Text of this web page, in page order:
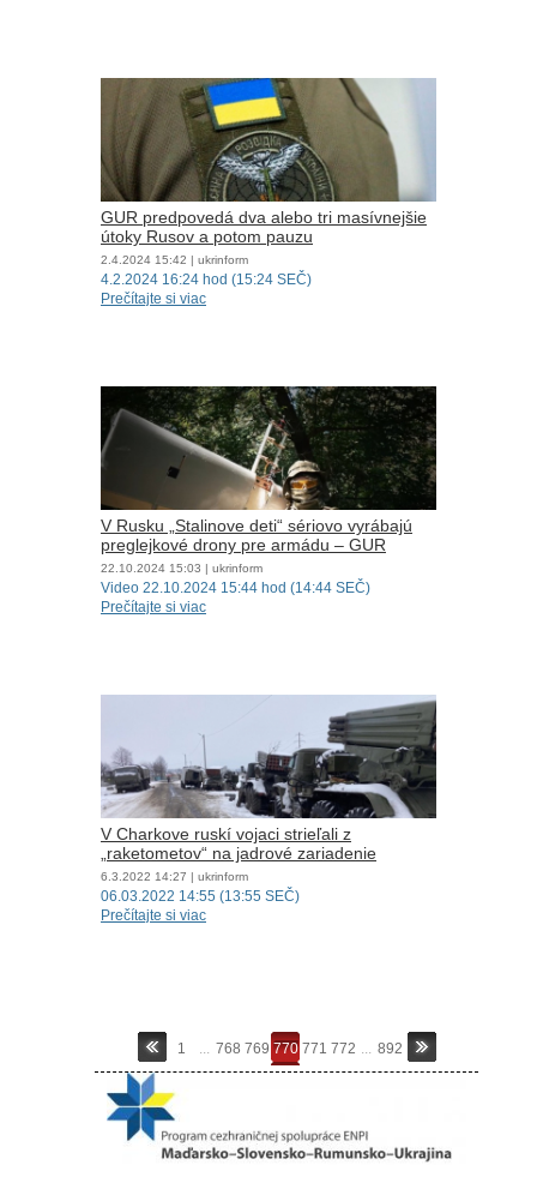
GUR predpovedá dva alebo tri masívnejšie
útoky Rusov a potom pauzu
2.4.2024 15:42 | ukrinform
4.2.2024 16:24 hod (15:24 SEČ)
Prečítajte si viac
V Rusku „Stalinove deti“ sériovo vyrábajú
preglejkové drony pre armádu – GUR
22.10.2024 15:03 | ukrinform
Video 22.10.2024 15:44 hod (14:44 SEČ)
Prečítajte si viac
V Charkove ruskí vojaci strieľali z
„raketometov“ na jadrové zariadenie
6.3.2022 14:27 | ukrinform
06.03.2022 14:55 (13:55 SEČ)
Prečítajte si viac
1 ... 768 769 770 771 772 ... 892